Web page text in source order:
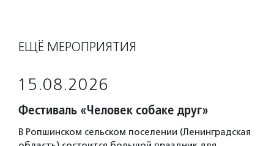
ЕЩЁ МЕРОПРИЯТИЯ
15.08.2026
Фестиваль «Человек собаке друг»
В Ропшинском сельском поселении (Ленинградская